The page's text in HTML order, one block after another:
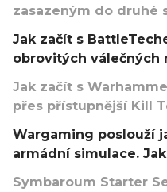
zasazeným do druhé
Jak začít s
obrovitých válečných
Jak začít s
přes přístupnější Kill
Wargaming poslouží
armádní simulace.
Symbaroum Starter